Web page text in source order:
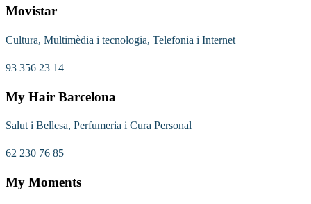
Movistar
Cultura, Multimèdia i tecnologia, Telefonia i Internet
93 356 23 14
My Hair Barcelona
Salut i Bellesa, Perfumeria i Cura Personal
62 230 76 85
My Moments